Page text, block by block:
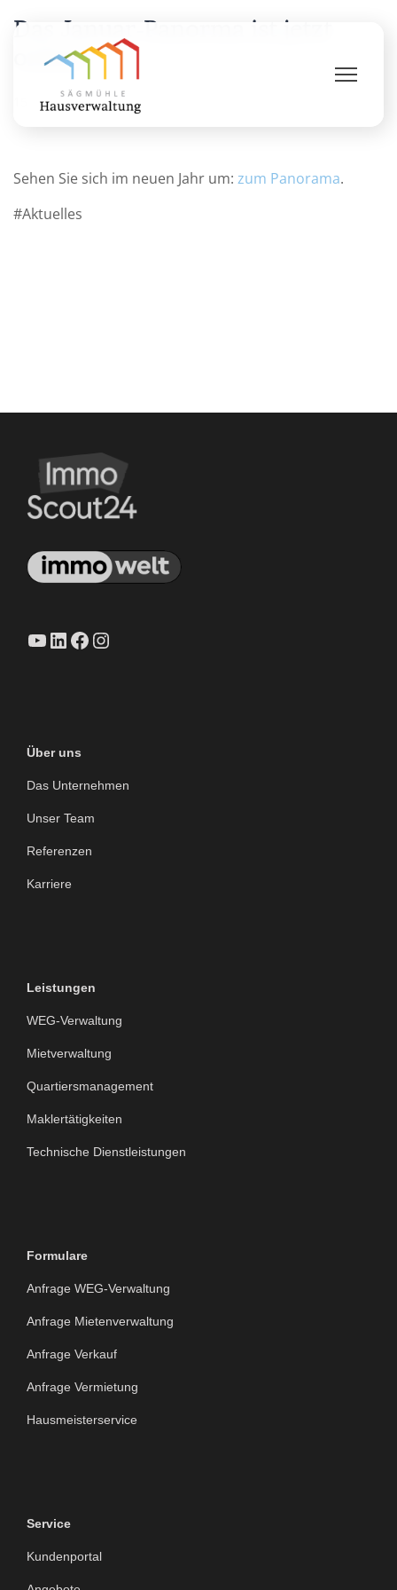
Das Januar-Panorma ist jetzt
online.
15. Januar 2018 · 1 Min. Lesezeit
Sehen Sie sich im neuen Jahr um: zum Panorama.
Aktuelles
YouTube
LinkedIn
Facebook
Instagram
Über uns
Das Unternehmen
Unser Team
Referenzen
Karriere
Leistungen
WEG-Verwaltung
Mietverwaltung
Quartiersmanagement
Maklertätigkeiten
Technische Dienstleistungen
Formulare
Anfrage WEG-Verwaltung
Anfrage Mietenverwaltung
Anfrage Verkauf
Anfrage Vermietung
Hausmeisterservice
Service
Kundenportal